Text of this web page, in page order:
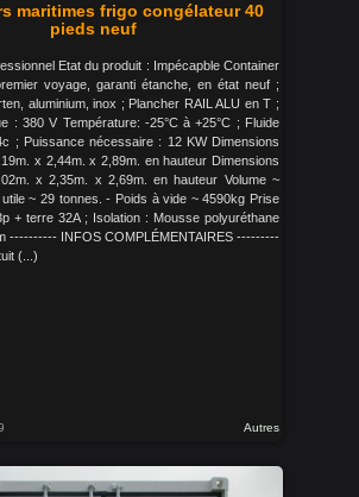
maritimes frigo congélateur 40
pieds neuf
Etat du produit : Impécapble Container
voyage, garanti étanche, en état neuf ;
aluminium, inox ; Plancher RAIL ALU en T ;
: 380 V Température: -25°C à +25°C ; Fluide
; Puissance nécessaire : 12 KW Dimensions
x 2,44m. x 2,89m. en hauteur Dimensions
x 2,35m. x 2,69m. en hauteur Volume ~
~ 29 tonnes. - Poids à vide ~ 4590kg Prise
+ terre 32A ; Isolation : Mousse polyuréthane
---------- INFOS COMPLÉMENTAIRES ---------
(...)
Autres